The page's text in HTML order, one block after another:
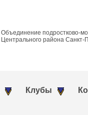
Объединение подростково-
Центрального района Санкт-
Клубы